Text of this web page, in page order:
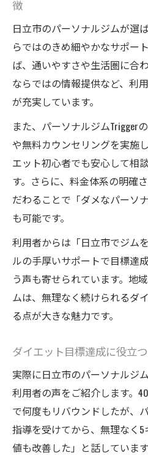
徴
日立市のパーソナルジムが選
らではのきめ細やかなサポー
ば、通いやすさや生活圏に合
ならではの情報提供など、利
が充実しています。
また、パーソナルジムTrigger
や無料カウンセリングを実施
エット初心者でも安心して相
す。さらに、料金体系の明確
だわることで「ダメなパーソ
も可能です。
利用者からは「日立市でジム
ルの手厚いサポートで目標達
う声も寄せられています。地
ムは、無理なく続けられるダ
る点が大きな魅力です。
ダイエット目標達成に役立
実際に日立市のパーソナルジ
利用者の声をご紹介します。
で何度もリバウンドしたが、
指導を受けてから、無理なく
値も改善した」と話しています